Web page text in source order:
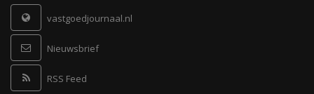
vastgoedjournaal.nl
Nieuwsbrief
RSS Feed